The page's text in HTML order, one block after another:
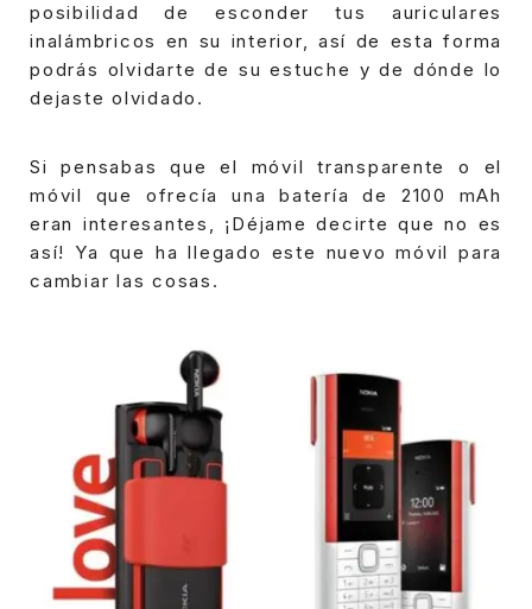
posibilidad de esconder tus auriculares
inalámbricos en su interior, así de esta forma
podrás olvidarte de su estuche y de dónde lo
dejaste olvidado.
Si pensabas que el móvil transparente o el
móvil que ofrecía una batería de 2100 mAh
eran interesantes, ¡Déjame decirte que no es
así! Ya que ha llegado este nuevo móvil para
cambiar las cosas.